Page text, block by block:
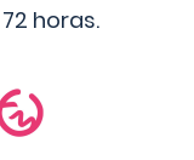
horas.